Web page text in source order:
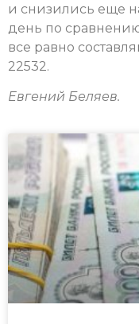
и снизились еще
день по
все равно
22532.
Евгений Беляев.